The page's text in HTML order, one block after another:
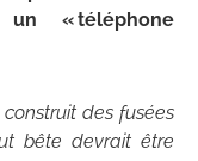
« téléphone
construit des fusées
bête devrait être